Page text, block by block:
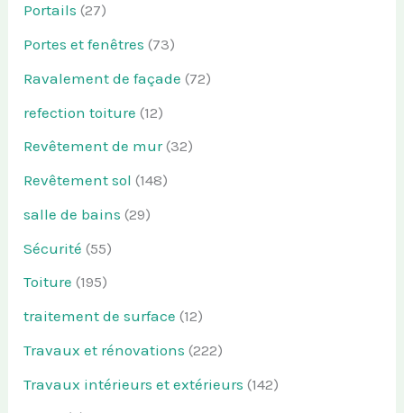
Portails (27)
Portes et fenêtres (73)
Ravalement de façade (72)
refection toiture (12)
Revêtement de mur(32)
Revêtement sol (148)
salle de bains (29)
Sécurité (55)
Toiture (195)
traitement de surface (12)
Travaux et rénovations (222)
Travaux intérieurs et extérieurs (142)